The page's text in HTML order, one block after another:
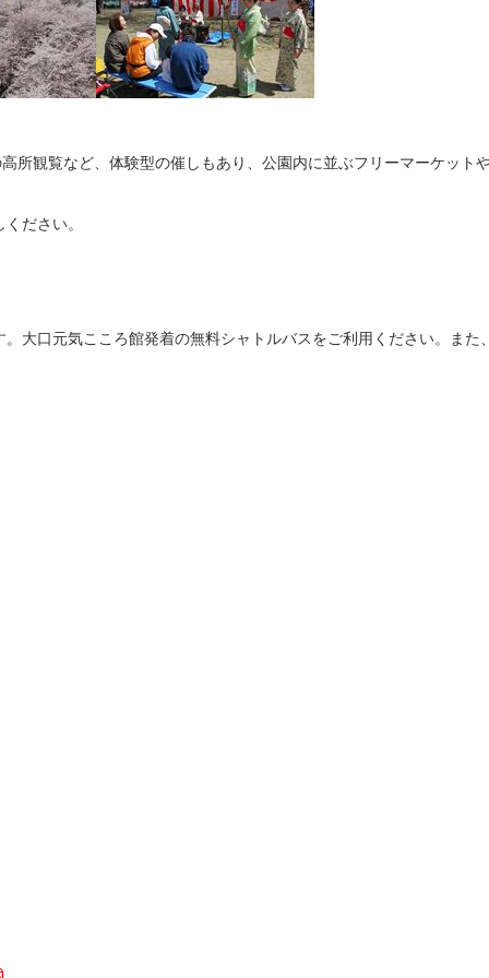
所観覧など、 体験型の催しもあり、公園内に並ぶフリーマーケット
ださい。
口元気こころ館発着の無料シャトルバスをご利用ください。また